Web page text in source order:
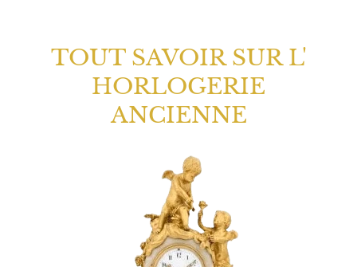
TOUT SAVOIR SUR L'
HORLOGERIE
ANCIENNE